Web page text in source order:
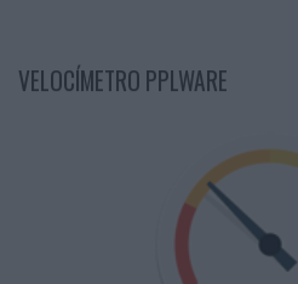
VELOCÍMETRO PPLWARE